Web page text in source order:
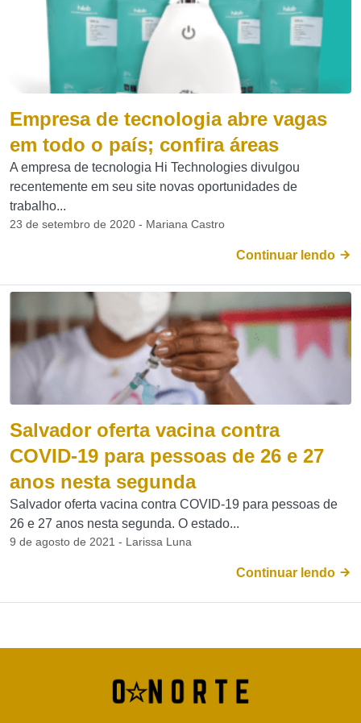
Empresa de tecnologia abre vagas
em todo o país; confira áreas
A empresa de tecnologia Hi Technologies divulgou
recentemente em seu site novas oportunidades de
trabalho...
23 de setembro de 2020 - Mariana Castro
Continuar lendo
Salvador oferta vacina contra
COVID-19 para pessoas de 26 e 27
anos nesta segunda
Salvador oferta vacina contra COVID-19 para pessoas de
26 e 27 anos nesta segunda. O estado...
9 de agosto de 2021 - Larissa Luna
Continuar lendo